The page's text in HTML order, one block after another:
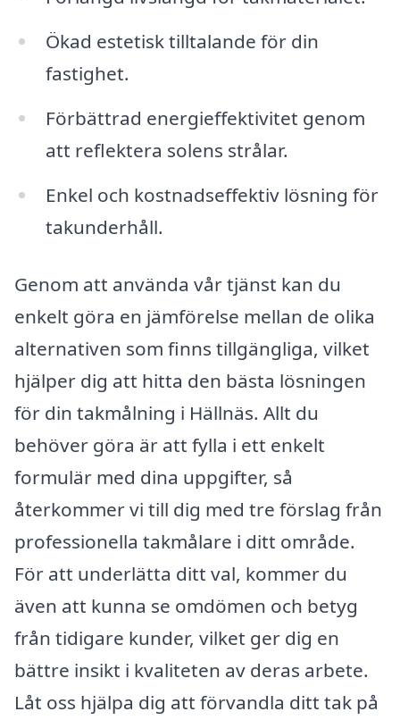
Ökad estetisk tilltalande för din
fastighet.
Förbättrad energieffektivitet genom
att reflektera solens strålar.
Enkel och kostnadseffektiv lösning för
takunderhåll.
Genom att använda vår tjänst kan du
enkelt göra en jämförelse mellan de olika
alternativen som finns tillgängliga, vilket
hjälper dig att hitta den bästa lösningen
för din takmålning i Hällnäs. Allt du
behöver göra är att fylla i ett enkelt
formulär med dina uppgifter, så
återkommer vi till dig med tre förslag från
professionella takmålare i ditt område.
För att underlätta ditt val, kommer du
även att kunna se omdömen och betyg
från tidigare kunder, vilket ger dig en
bättre insikt i kvaliteten av deras arbete.
Låt oss hjälpa dig att förvandla ditt tak på